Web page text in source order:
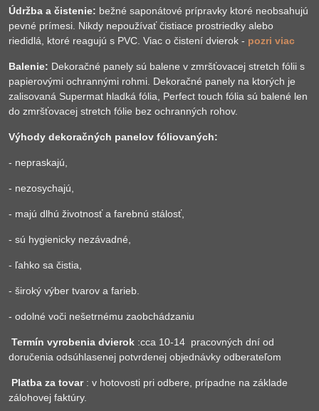
Údržba a čistenie: bežné saponátové prípravky ktoré neobsahujú
pevné prímesi. Nikdy nepoužívať čistiace prostriedky alebo
riedidlá, ktoré reagujú s PVC. Viac o čistení dvierok - pozri viac
Balenie: Dekoračné panely sú balene v zmršťovacej stretch fólii s
papierovými ochrannými rohmi. Dekoračné panely na ktorých je
zalisovaná Supermat hladká fólia, Perfect touch fólia sú balené len
do zmršťovacej stretch fólie bez ochranných rohov.
Výhody dekoračných panelov fóliovaných:
- nepraskajú,
- nezosychajú,
- majú dlhú životnosť a farebnú stálosť,
- sú hygienicky nezávadné,
- ľahko sa čistia,
- široký výber tvarov a farieb.
- odolné voči nešetrnému zaobchádzaniu
Termín vyrobenia dvierok :cca 10-14 pracovných dní od
doručenia odsúhlasenej potvrdenej objednávky odberateľom
Platba za tovar: v hotovosti pri odbere, prípadne na základe
zálohovej faktúry.